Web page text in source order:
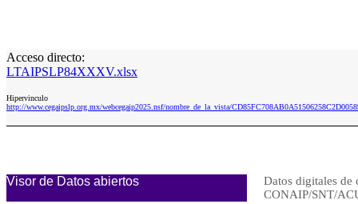
Acceso directo:
LTAIPSLP84XXXV.xlsx
Hipervinculo
http://www.cegaipslp.org.mx/webcegaip2025.nsf/nombre_de_la_vista/
Visor de Datos abiertos
Datos digitales de
CONAIP/SNT/